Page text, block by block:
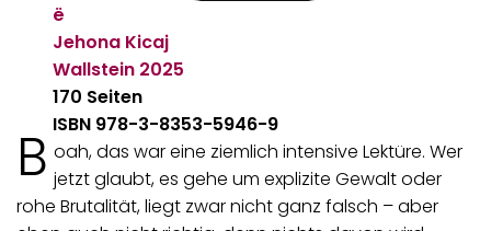
ë
Jehona Kicaj
Wallstein 2025
170 Seiten
ISBN 978-3-8353-5946-9
B oah, das war eine ziemlich intensive Lektüre. Wer
jetzt glaubt, es gehe um explizite Gewalt oder
rohe Brutalität, liegt zwar nicht ganz falsch – aber